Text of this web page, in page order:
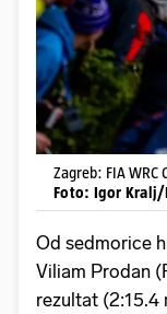
Zagreb: FIA WRC
Foto: Igor Kralj/
Od sedmorice
Viliam Prodan
rezultat (2:15.4